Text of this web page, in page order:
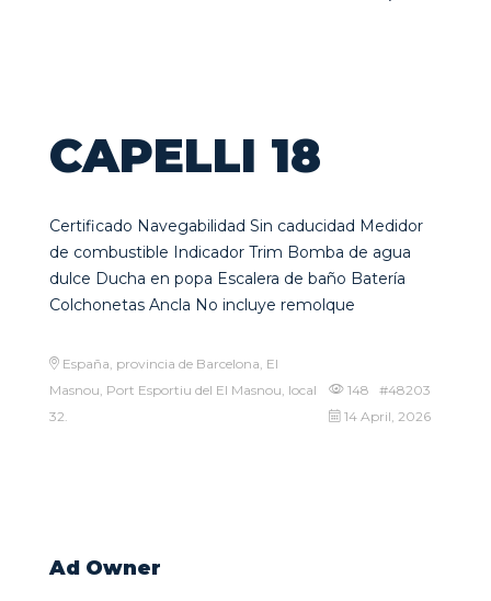
CAPELLI 18
Certificado Navegabilidad Sin caducidad Medidor
de combustible Indicador Trim Bomba de agua
dulce Ducha en popa Escalera de baño Batería
Colchonetas Ancla No incluye remolque
España, provincia de Barcelona, El
Masnou, Port Esportiu del El Masnou, local
32.
148 #48203
14 April, 2026
Ad Owner